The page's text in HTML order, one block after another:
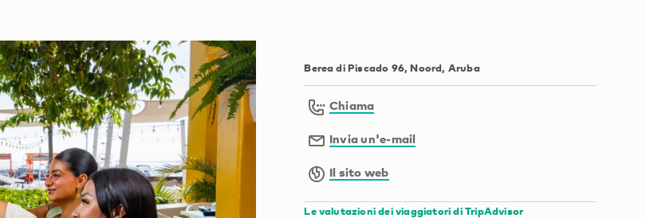
Berea di Piscado 96, Noord, Aruba
Chiama
Invia un'e-mail
Il sito web
Le valutazioni dei viaggiatori di TripAdvisor